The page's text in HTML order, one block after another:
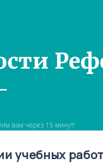
вам через 15 минут!
учебных